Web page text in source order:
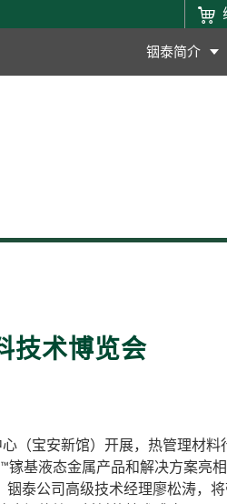
铟泰简介
技术博览会
（宝安新馆）开展， 热管理材料
镓基液态金属产品和解决方案亮
铟泰公司高级技术经理廖松涛，